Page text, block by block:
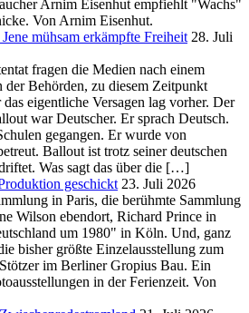
Arnim Eisenhut empfiehlt "Wachs"
Von Arnim Eisenhut.
mühsam erkämpfte Freiheit 28. Juli
fragen die Medien nach einem
der Behörden, zu diesem Zeitpunkt
eigentliche Versagen lag vorher. Der
war Deutscher. Er sprach Deutsch.
gegangen. Er wurde von
Ballout ist trotz seiner deutschen
Was sagt das über die […]
geschickt 23. Juli 2026
in Paris, die berühmte Sammlung
Wilson ebendort, Richard Prince in
um 1980" in Köln. Und, ganz
bisher größte Einzelausstellung zum
im Berliner Gropius Bau. Ein
in der Ferienzeit. Von